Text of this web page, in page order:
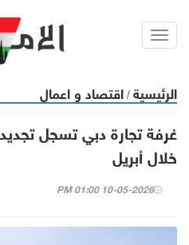
Toggl
الرئيسية / اقتصاد و اعمال
خلال أبريل
10-05-2026 01:00 PM